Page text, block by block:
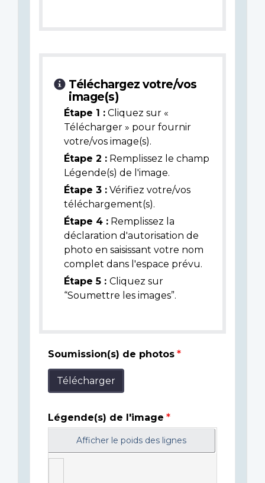
Téléchargez votre/vos
image(s)
Étape 1 : Cliquez sur «
Télécharger » pour fournir
votre/vos image(s).
Étape 2 : Remplissez le champ
Légende(s) de l'image.
Étape 3 : Vérifiez votre/vos
téléchargement(s).
Étape 4 : Remplissez la
déclaration d'autorisation de
photo en saisissant votre nom
complet dans l'espace prévu.
Étape 5 : Cliquez sur
“Soumettre les images”.
Soumission(s) de photos
Télécharger
Légende(s) de l'image
Afficher le poids des lignes